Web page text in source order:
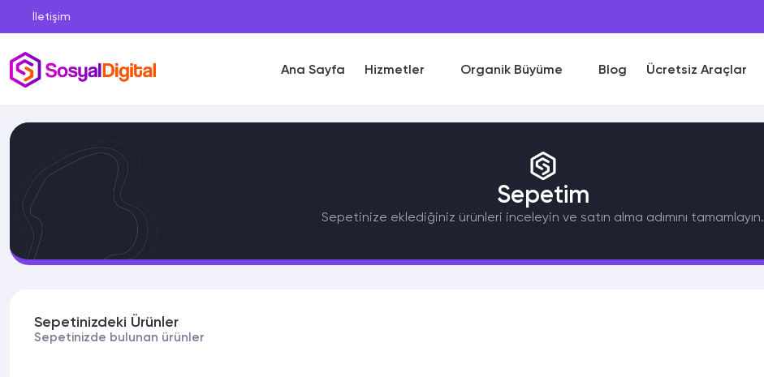
İletişim
Ana Sayfa Hizmetler Organik Büyüme Blog Ücretsiz Araçlar
Sepetim
Sepetinize eklediğiniz ürünleri inceleyin ve satın alma adımını tamamlayın.
Sepetinizdeki Ürünler
Sepetinizde bulunan ürünler